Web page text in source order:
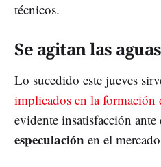
técnicos.
Se agitan las aguas
Lo sucedido este jueves
implicados en la formación
evidente insatisfacción
especulación en el